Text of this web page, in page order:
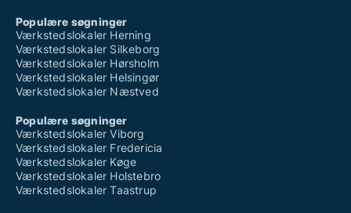
Populære søgninger
Værkstedslokaler Herning
Værkstedslokaler Silkeborg
Værkstedslokaler Hørsholm
Værkstedslokaler Helsingør
Værkstedslokaler Næstved
Populære søgninger
Værkstedslokaler Viborg
Værkstedslokaler Fredericia
Værkstedslokaler Køge
Værkstedslokaler Holstebro
Værkstedslokaler Taastrup